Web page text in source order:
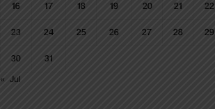
16 17 18 19 20 21 22
23 24 25 26 27 28 29
30
31
« Jul